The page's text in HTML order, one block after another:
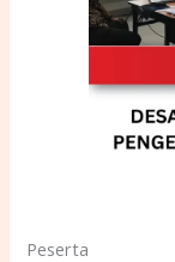
Peserta